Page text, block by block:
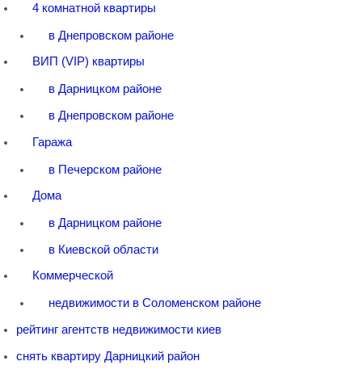
4 комнатной квартиры
в Днепровском районе
ВИП (VIP) квартиры
в Дарницком районе
в Днепровском районе
Гаража
в Печерском районе
Дома
в Дарницком районе
в Киевской области
Коммерческой
недвижимости в Соломенском районе
рейтинг агентств недвижимости киев
снять квартиру Дарницкий район